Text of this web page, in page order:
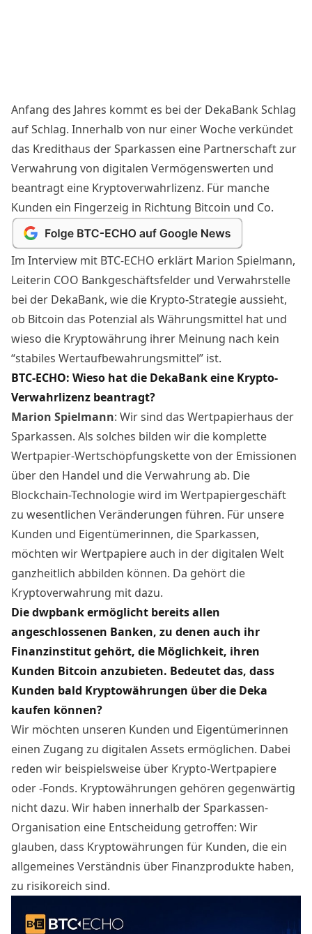
Anfang des Jahres kommt es bei der DekaBank Schlag
auf Schlag. Innerhalb von nur einer Woche verkündet
das Kredithaus der Sparkassen eine Partnerschaft zur
Verwahrung von digitalen Vermögenswerten und
beantragt eine Kryptoverwahrlizenz. Für manche
Kunden ein Fingerzeig in Richtung Bitcoin und Co.
Im Interview mit BTC-ECHO erklärt Marion Spielmann,
Leiterin COO Bankgeschäftsfelder und Verwahrstelle
bei der DekaBank, wie die Krypto-Strategie aussieht,
ob Bitcoin das Potenzial als Währungsmittel hat und
wieso die Kryptowährung ihrer Meinung nach kein
“stabiles Wertaufbewahrungsmittel” ist.
BTC-ECHO: Wieso hat die DekaBank eine Krypto-
Verwahrlizenz beantragt?
Marion Spielmann: Wir sind das Wertpapierhaus der
Sparkassen. Als solches bilden wir die komplette
Wertpapier-Wertschöpfungskette von der Emissionen
über den Handel und die Verwahrung ab. Die
Blockchain-Technologie wird im Wertpapiergeschäft
zu wesentlichen Veränderungen führen. Für unsere
Kunden und Eigentümerinnen, die Sparkassen,
möchten wir Wertpapiere auch in der digitalen Welt
ganzheitlich abbilden können. Da gehört die
Kryptoverwahrung mit dazu.
Die dwpbank ermöglicht bereits allen
angeschlossenen Banken, zu denen auch ihr
Finanzinstitut gehört, die Möglichkeit, ihren
Kunden Bitcoin anzubieten. Bedeutet das, dass
Kunden bald Kryptowährungen über die Deka
kaufen können?
Wir möchten unseren Kunden und Eigentümerinnen
einen Zugang zu digitalen Assets ermöglichen. Dabei
reden wir beispielsweise über Krypto-Wertpapiere
oder -Fonds. Kryptowährungen gehören gegenwärtig
nicht dazu. Wir haben innerhalb der Sparkassen-
Organisation eine Entscheidung getroffen: Wir
glauben, dass Kryptowährungen für Kunden, die ein
allgemeines Verständnis über Finanzprodukte haben,
zu risikoreich sind.